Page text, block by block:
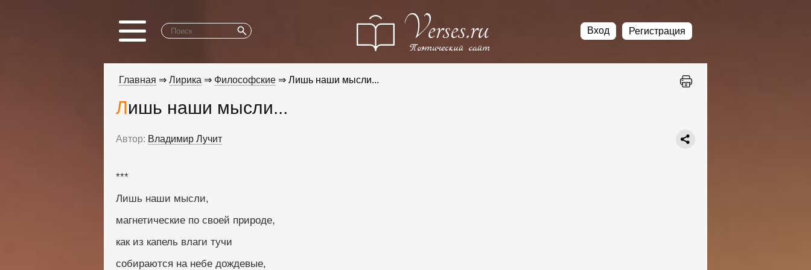
Вход Регистрация
Главная ⇒ Лирика ⇒ Философские ⇒ Лишь наши мысли...
Лишь наши мысли...
Автор: Владимир Лучит
***
Лишь наши мысли,
магнетические по своей природе,
как из капель влаги тучи
собираются на небе дождевые,